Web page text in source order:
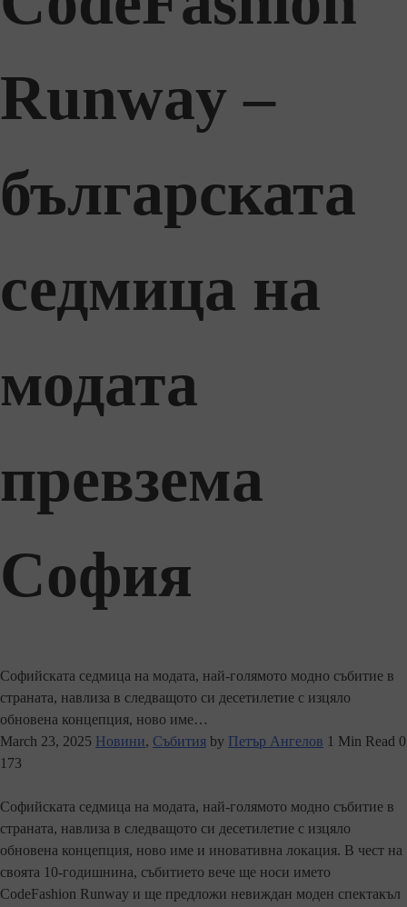
Runway –
българската
седмица на
модата
превзема
София
Софийската седмица на модата, най-голямото модно събитие в
страната, навлиза в следващото си десетилетие с изцяло
обновена концепция, ново име…
March 23, 2025 Новини, Събития by Петър Ангелов 1 Min Read 0
173
Софийската седмица на модата, най-голямото модно събитие в
страната, навлиза в следващото си десетилетие с изцяло
обновена концепция, ново име и иновативна локация. В чест на
своята 10-годишнина, събитието вече ще носи името
CodeFashion Runway и ще предложи невиждан моден спектакъл